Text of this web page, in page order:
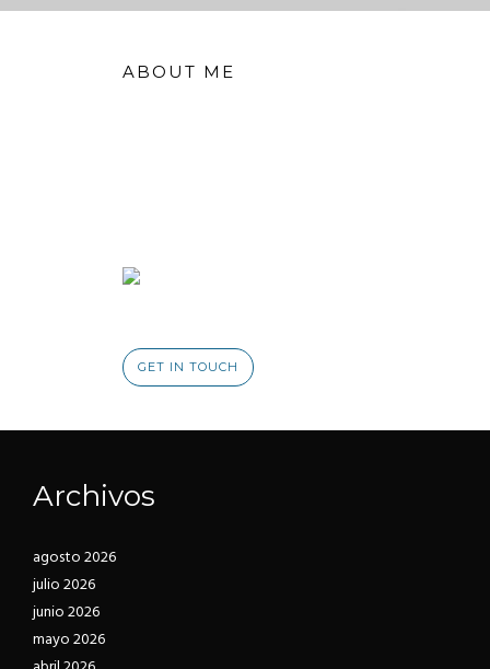
ABOUT ME
GET IN TOUCH
Archivos
agosto 2026
julio 2026
junio 2026
mayo 2026